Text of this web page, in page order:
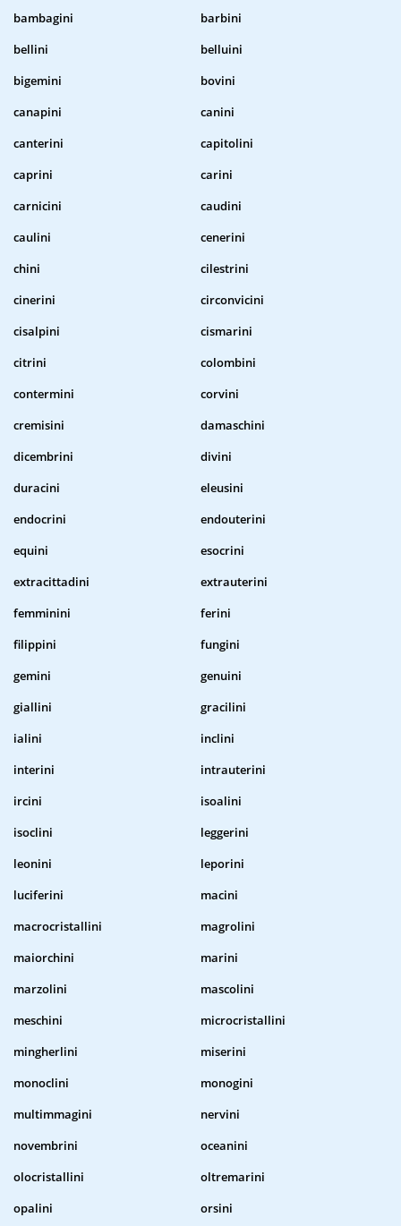
bambagini
barbini
bellini
belluini
bigemini
bovini
canapini
canini
canterini
capitolini
caprini
carini
carnicini
caudini
caulini
cenerini
chini
cilestrini
cinerini
circonvicini
cisalpini
cismarini
citrini
colombini
contermini
corvini
cremisini
damaschini
dicembrini
divini
duracini
eleusini
endocrini
endouterini
equini
esocrini
extracittadini
extrauterini
femminini
ferini
filippini
fungini
gemini
genuini
giallini
gracilini
ialini
inclini
interini
intrauterini
ircini
isoalini
isoclini
leggerini
leonini
leporini
luciferini
macini
macrocristallini
magrolini
maiorchini
marini
marzolini
mascolini
meschini
microcristallini
mingherlini
miserini
monoclini
monogini
multimmagini
nervini
novembrini
oceanini
olocristallini
oltremarini
opalini
orsini